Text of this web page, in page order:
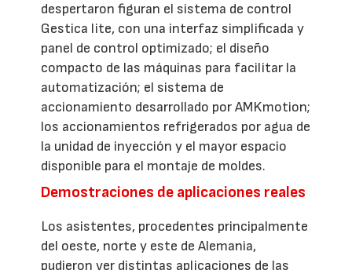
despertaron figuran el sistema de control
Gestica lite, con una interfaz simplificada y
panel de control optimizado; el diseño
compacto de las máquinas para facilitar la
automatización; el sistema de
accionamiento desarrollado por AMKmotion;
los accionamientos refrigerados por agua de
la unidad de inyección y el mayor espacio
disponible para el montaje de moldes.
Demostraciones de aplicaciones reales
Los asistentes, procedentes principalmente
del oeste, norte y este de Alemania,
pudieron ver distintas aplicaciones de las